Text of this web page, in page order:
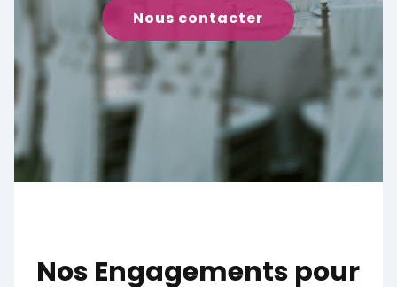
Nous contacter
Nos Engagements pour